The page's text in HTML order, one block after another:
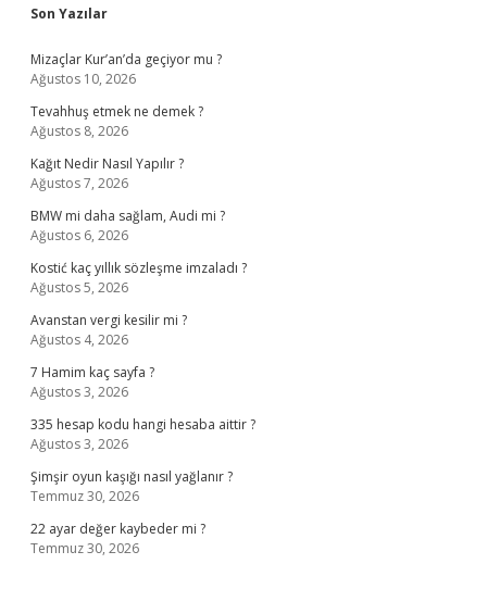
Sidebar
Son Yazılar
Mizaçlar Kur’an’da geçiyor mu ?
Ağustos 10, 2026
Tevahhuş etmek ne demek ?
Ağustos 8, 2026
Kağıt Nedir Nasıl Yapılır ?
Ağustos 7, 2026
BMW mi daha sağlam, Audi mi ?
Ağustos 6, 2026
Kostić kaç yıllık sözleşme imzaladı ?
Ağustos 5, 2026
Avanstan vergi kesilir mi ?
Ağustos 4, 2026
7 Hamim kaç sayfa ?
Ağustos 3, 2026
335 hesap kodu hangi hesaba aittir ?
Ağustos 3, 2026
Şimşir oyun kaşığı nasıl yağlanır ?
Temmuz 30, 2026
22 ayar değer kaybeder mi ?
Temmuz 30, 2026